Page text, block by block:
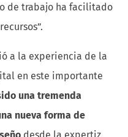
de trabajo ha facilitado
a la experiencia de la
en este importante
una tremenda
nueva forma de